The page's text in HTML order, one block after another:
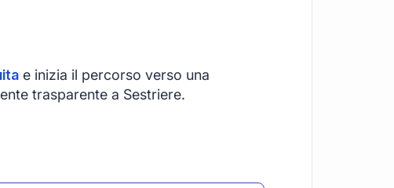
e inizia il percorso verso una
trasparente a Sestriere.